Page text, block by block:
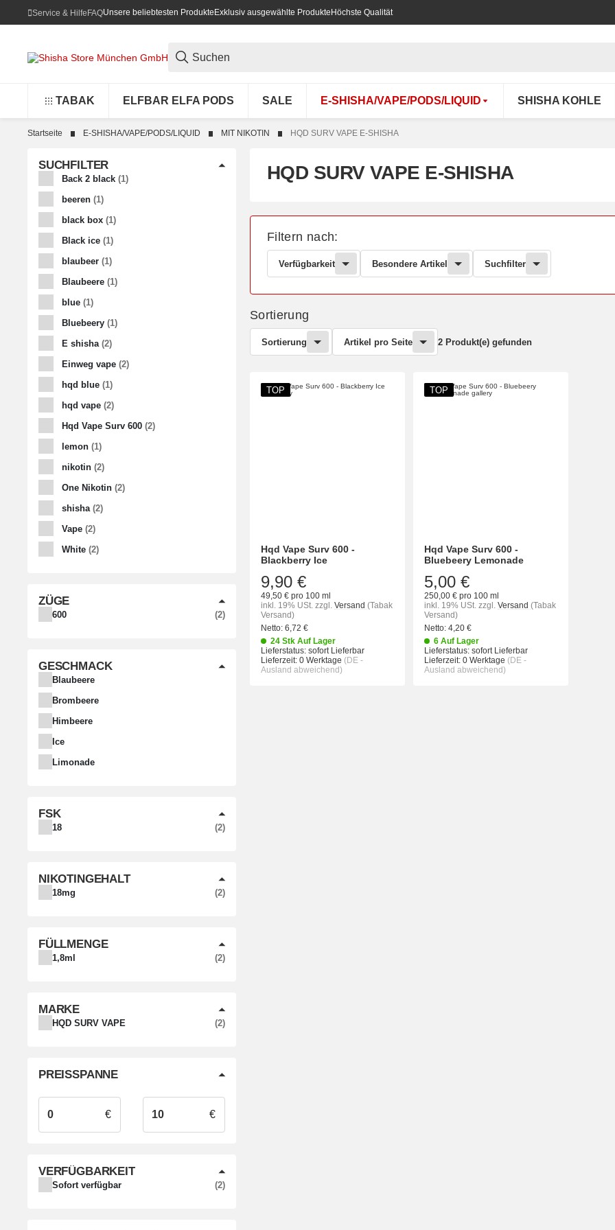
Service & HilfeFAQUnsere beliebtesten Produkte Exklusiv ausgewählte Produkte Höchste Qualität
TABAK ELFBAR ELFA PODS SALE E-SHISHA/VAPE/PODS/LIQUID SHISHA KOHLE
Startseite E-SHISHA/VAPE/PODS/LIQUID MIT NIKOTIN HQD SURV VAPE E-SHISHA
HQD SURV VAPE E-SHISHA
Filtern nach:
Verfügbarkeit Besondere Artikel Suchfilter
Sortierung
Sortierung Artikel pro Seite 2 Produkt(e) gefunden
TOP
Hqd Vape Surv 600 -
Blackberry Ice
9,90 €
49,50 € pro 100 ml
inkl. 19% USt. zzgl. Versand (Tabak
Versand)
Netto: 6,72 €
24 Stk Auf Lager
Lieferstatus: sofort Lieferbar
Lieferzeit: 0 Werktage (DE -
Ausland abweichend)
TOP
Hqd Vape Surv 600 -
Bluebeery Lemonade
5,00 €
250,00 € pro 100 ml
inkl. 19% USt. zzgl. Versand (Tabak
Versand)
Netto: 4,20 €
6 Auf Lager
Lieferstatus: sofort Lieferbar
Lieferzeit: 0 Werktage (DE -
Ausland abweichend)
SUCHFILTER
Back 2 black 1
ARTIKEL GEFUNDEN
beeren 1
ARTIKEL GEFUNDEN
black box 1
ARTIKEL GEFUNDEN
Black ice 1
ARTIKEL GEFUNDEN
blaubeer 1
ARTIKEL GEFUNDEN
Blaubeere 1
ARTIKEL GEFUNDEN
blue 1
ARTIKEL GEFUNDEN
Bluebeery 1
ARTIKEL GEFUNDEN
E shisha 2
ARTIKEL GEFUNDEN
Einweg vape 2
ARTIKEL GEFUNDEN
hqd blue 1
ARTIKEL GEFUNDEN
hqd vape 2
ARTIKEL GEFUNDEN
Hqd Vape Surv 600 2
ARTIKEL GEFUNDEN
lemon 1
ARTIKEL GEFUNDEN
nikotin 2
ARTIKEL GEFUNDEN
One Nikotin 2
ARTIKEL GEFUNDEN
shisha 2
ARTIKEL GEFUNDEN
Vape 2
ARTIKEL GEFUNDEN
White 2
ARTIKEL GEFUNDEN
ZÜGE
600 2
ARTIKEL GEFUNDEN
GESCHMACK
Blaubeere
Brombeere
Himbeere
Ice
Limonade
FSK
18 2
ARTIKEL GEFUNDEN
NIKOTINGEHALT
18mg 2
ARTIKEL GEFUNDEN
FÜLLMENGE
1,8ml 2
ARTIKEL GEFUNDEN
MARKE
HQD SURV VAPE 2
ARTIKEL GEFUNDEN
PREISSPANNE
€ €
VERFÜGBARKEIT
Sofort verfügbar 2
ARTIKEL GEFUNDEN